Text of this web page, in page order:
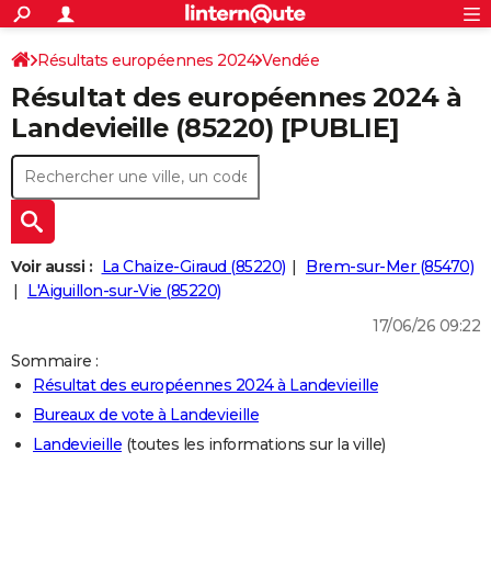
ACTUALITÉS
Politique
Société
Faits Divers
Education
Monde
Villes
+
SPORT
Coupe du monde 2026
Football
Tennis
Cyclisme
Rugby
Forum
CULTURE
Programme TV
TNT
Streaming
Cinéma
Sorties cinéma
Musique
+
FINANCE
Retraite
Impôts
Epargne
Immobilier
Risques naturels par ville
Banque
Assurance
Crédit
AUTO
Essais
Réserver un essai
Citadines
Berlines
SUV
Forum auto
+
HIGH-TECH
Mobiles
Meilleur smartphone
Internet
Ordinateurs
Jeux vidéo
Guide high-tech
BRICOLAGE
Guides de France
Escapades
Patrimoine
Expositions
Musées
Week-end nature
LIFESTYLE
Art de vivre
Bien-être
Loisirs
Mode
Modes de vie
S'inscrire
Connexion
Résultats européennes 2024 Vendée
Résultat des européennes 2024 à
Landevieille (85220) [PUBLIE]
Voir aussi : La Chaize-Giraud (85220)
Brem-sur-Mer (85470)
L'Aiguillon-sur-Vie (85220)
17/06/26 09:22
Sommaire :
Résultat des européennes 2024 à Landevieille
Bureaux de vote à Landevieille
Landevieille (toutes les informations sur la ville)